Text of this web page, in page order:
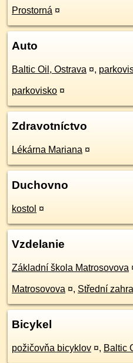
Prostorná ¤
Auto
Baltic Oil, Ostrava ¤,
parkovisko ¤
Zdravotníctvo
Lékárna Mariana ¤
Duchovno
kostol ¤
Vzdelanie
Základní škola Matrosovova
Matrosovova ¤, Střední
Bicykel
požičovňa bicyklov ¤, Baltic